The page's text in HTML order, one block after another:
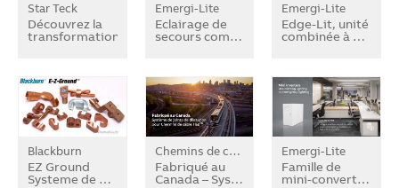
Star Teck
Découvrez la
transformation…
Emergi-Lite
Eclairage de
secours com…
Emergi-Lite
Edge-Lit, unité
combinée à …
Blackburn
EZ Ground
Systeme de …
Chemins de câbles T&B MD
Fabriqué au
Canada – Sys…
Emergi-Lite
Famille de
mini-convert…